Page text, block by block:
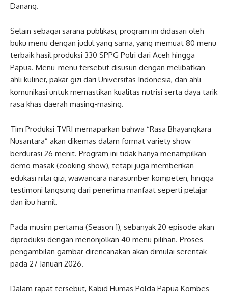
Danang.
Selain sebagai sarana publikasi, program ini didasari oleh
buku menu dengan judul yang sama, yang memuat 80 menu
terbaik hasil produksi 330 SPPG Polri dari Aceh hingga
Papua. Menu-menu tersebut disusun dengan melibatkan
ahli kuliner, pakar gizi dari Universitas Indonesia, dan ahli
komunikasi untuk memastikan kualitas nutrisi serta daya tarik
rasa khas daerah masing-masing.
Tim Produksi TVRI memaparkan bahwa “Rasa Bhayangkara
Nusantara” akan dikemas dalam format variety show
berdurasi 26 menit. Program ini tidak hanya menampilkan
demo masak (cooking show), tetapi juga memberikan
edukasi nilai gizi, wawancara narasumber kompeten, hingga
testimoni langsung dari penerima manfaat seperti pelajar
dan ibu hamil.
Pada musim pertama (Season 1), sebanyak 20 episode akan
diproduksi dengan menonjolkan 40 menu pilihan. Proses
pengambilan gambar direncanakan akan dimulai serentak
pada 27 Januari 2026.
Dalam rapat tersebut, Kabid Humas Polda Papua Kombes